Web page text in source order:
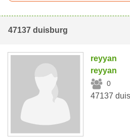
47137 duisburg
reyyan
reyyan
0
47137